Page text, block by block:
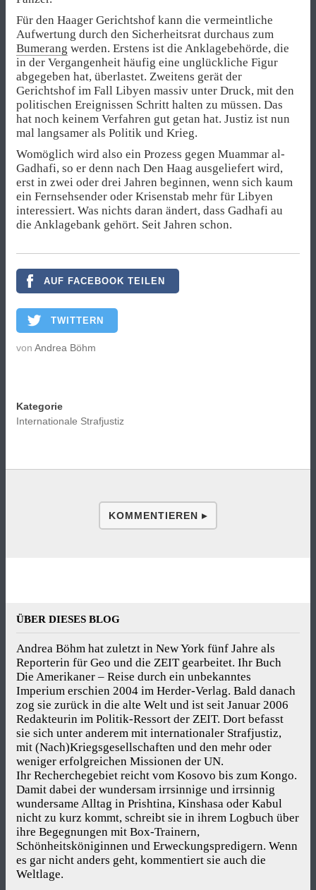
Für den Haager Gerichtshof kann die vermeintliche
Aufwertung durch den Sicherheitsrat durchaus zum
Bumerang werden. Erstens ist die Anklagebehörde, die
in der Vergangenheit häufig eine unglückliche Figur
abgegeben hat, überlastet. Zweitens gerät der
Gerichtshof im Fall Libyen massiv unter Druck, mit den
politischen Ereignissen Schritt halten zu müssen. Das
hat noch keinem Verfahren gut getan hat. Justiz ist nun
mal langsamer als Politik und Krieg.
Womöglich wird also ein Prozess gegen Muammar al-
Gadhafi, so er denn nach Den Haag ausgeliefert wird,
erst in zwei oder drei Jahren beginnen, wenn sich kaum
ein Fernsehsender oder Krisenstab mehr für Libyen
interessiert. Was nichts daran ändert, dass Gadhafi au
die Anklagebank gehört. Seit Jahren schon.
AUF FACEBOOK TEILEN
TWITTERN
von Andrea Böhm
Kategorie
Internationale Strafjustiz
KOMMENTIEREN ▸
ÜBER DIESES BLOG
Andrea Böhm hat zuletzt in New York fünf Jahre als
Reporterin für Geo und die ZEIT gearbeitet. Ihr Buch
Die Amerikaner – Reise durch ein unbekanntes
Imperium erschien 2004 im Herder-Verlag. Bald danach
zog sie zurück in die alte Welt und ist seit Januar 2006
Redakteurin im Politik-Ressort der ZEIT. Dort befasst
sie sich unter anderem mit internationaler Strafjustiz,
mit (Nach)Kriegsgesellschaften und den mehr oder
weniger erfolgreichen Missionen der UN.
Ihr Recherchegebiet reicht vom Kosovo bis zum Kongo.
Damit dabei der wundersam irrsinnige und irrsinnig
wundersame Alltag in Prishtina, Kinshasa oder Kabul
nicht zu kurz kommt, schreibt sie in ihrem Logbuch über
ihre Begegnungen mit Box-Trainern,
Schönheitsköniginnen und Erweckungspredigern. Wenn
es gar nicht anders geht, kommentiert sie auch die
Weltlage.